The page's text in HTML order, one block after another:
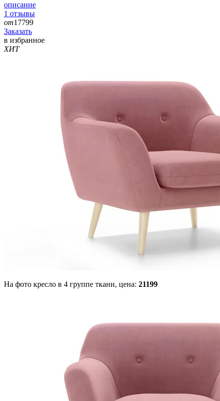
описание
1 отзывы
от17799
Заказать
в избранное
ХИТ
На фото кресло в 4 группе ткани, цена: 21199